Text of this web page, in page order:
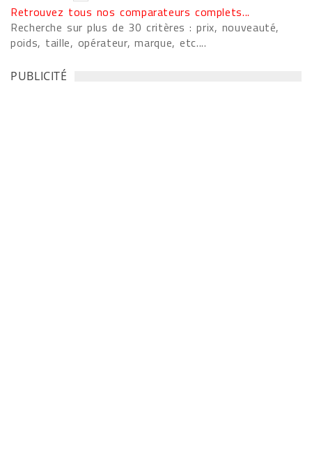
Retrouvez tous nos comparateurs complets...
Recherche sur plus de 30 critères : prix, nouveauté,
poids, taille, opérateur, marque, etc....
PUBLICITÉ